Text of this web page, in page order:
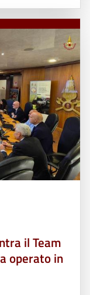
il Team
operato in